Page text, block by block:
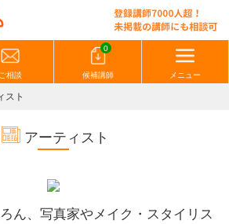
ご相談
0
候補講師 メニュー
スト
アーティスト
ん、写真家やメイク・スタイリス